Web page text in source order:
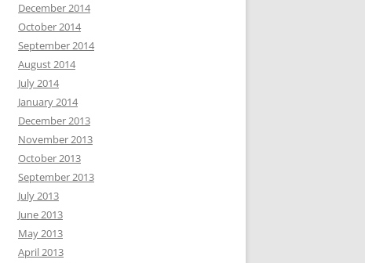
December 2014
October 2014
September 2014
August 2014
July 2014
January 2014
December 2013
November 2013
October 2013
September 2013
July 2013
June 2013
May 2013
April 2013